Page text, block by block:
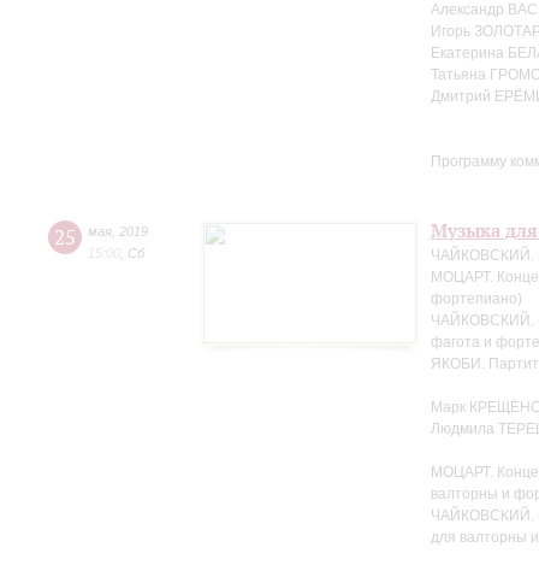
Александр
Игорь
Екатерина
Татьяна
Дмитрий
Программу
25 мая 2019
15:00 Сб
Музыка
ЧАЙКОВСКИЙ.
МОЦАРТ.
фортепиано)
ЧАЙКОВСКИЙ.
фагота и
ЯКОБИ.
Марк
Людмила
МОЦАРТ.
валторны и
ЧАЙКОВСКИЙ.
для валторны